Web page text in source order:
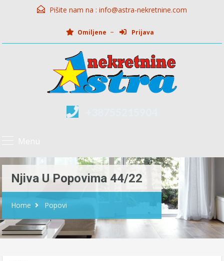
Pišite nam na : info@astra-nekretnine.com
Omiljene Prijava
Njiva U Popovima 44/22
Home Popovi